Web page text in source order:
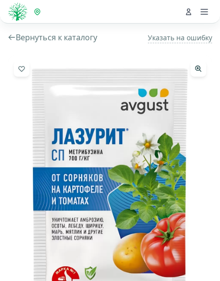
Вернуться к каталогу Указать на ошибку